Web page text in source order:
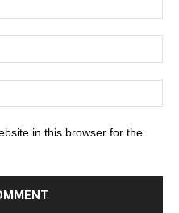
in this browser for the